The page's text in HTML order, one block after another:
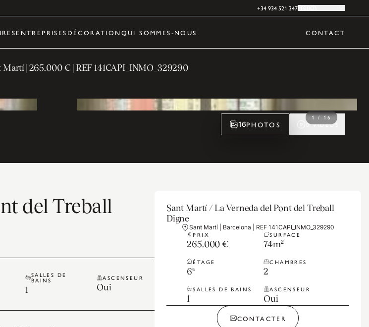
+34 934 521 347French
ENTREPRISES DÉCORATIONQUI SOMMES-NOUS CONTACT
Martí 265.000 € | REF141CAPI_INMO_329290
1/16
16PHOTOS 0 VIDÉOS
del Treball
SALLES DE
BAINS
1
ASCENSEUR
Oui
Sant Martí / La Verneda del Pont del Treball
Digne
Sant Martí | Barcelona | REF 141CAPI_INMO_329290
PRIX
265.000 €
SURFACE
74m²
ÉTAGE
6ª
CHAMBRES
2
SALLES DE BAINS
1
ASCENSEUR
Oui
CONTACTER